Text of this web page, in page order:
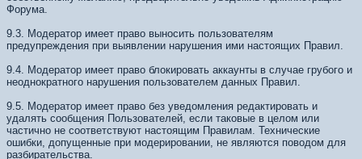
Форума.
9.3. Модератор имеет право выносить пользователям
предупреждения при выявлении нарушения ими настоящих Правил.
9.4. Модератор имеет право блокировать аккаунты в случае грубого и
неоднократного нарушения пользователем данных Правил.
9.5. Модератор имеет право без уведомления редактировать и
удалять сообщения Пользователей, если таковые в целом или
частично не соответствуют настоящим Правилам. Технические
ошибки, допущенные при модерировании, не являются поводом для
разбирательства.